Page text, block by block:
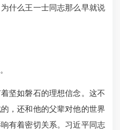
什么王一士同志那么早就说
如磐石的理想信念。这不
，还和他的父辈对他的世界
有着密切关系。习近平同志